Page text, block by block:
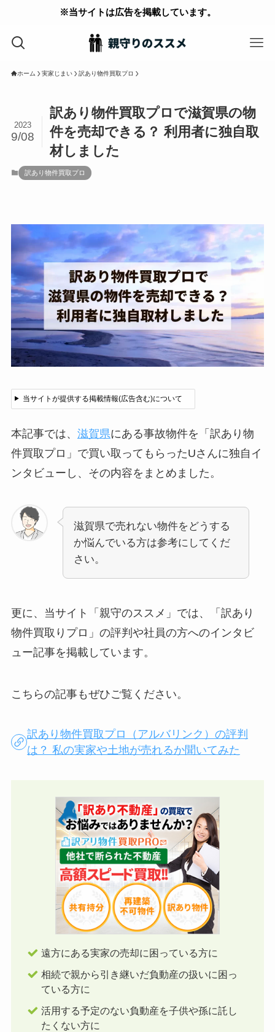
※当サイトは広告を掲載しています。
ホーム 実家じまい 訳あり物件買取プロ
訳あり物件買取プロで滋賀県の物
件を売却できる？ 利用者に独自取
材しました
2023
9/08
訳あり物件買取プロ
当サイトが提供する掲載情報(広告含む)について
本記事では、 滋賀県にある事故物件を「訳あり物
件買取プロ」で買い取ってもらったUさんに独自イ
ンタビューし、その内容をまとめました。
滋賀県で売れない物件をどうする
か悩んでいる方は参考にしてくだ
さい。
更に、当サイト「親守のススメ」では、「訳あり
物件買取りプロ」の評判や社員の方へのインタビ
ュー記事を掲載しています。
こちらの記事もぜひご覧ください。
訳あり物件買取プロ（アルバリンク）の評判
は？ 私の実家や土地が売れるか聞いてみた
遠方にある実家の売却に困っている方に
相続で親から引き継いだ負動産の扱いに困っ
ている方に
活用する予定のない負動産を子供や孫に託し
たくない方に